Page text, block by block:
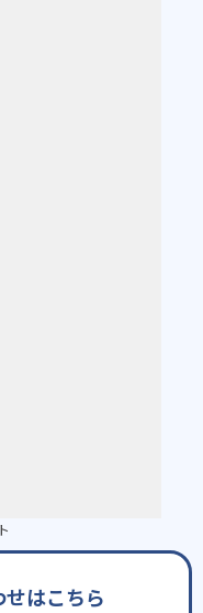
はこちら